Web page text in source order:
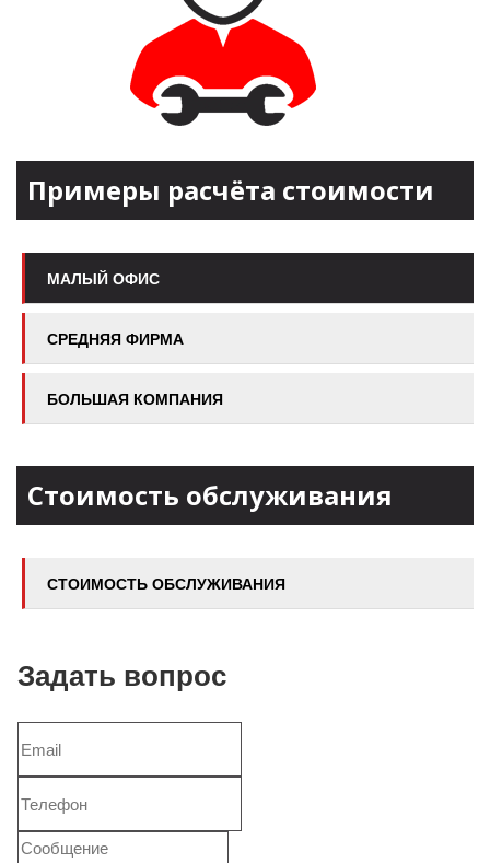
Примеры расчёта стоимости
МАЛЫЙ ОФИС
СРЕДНЯЯ ФИРМА
БОЛЬШАЯ КОМПАНИЯ
Стоимость обслуживания
СТОИМОСТЬ ОБСЛУЖИВАНИЯ
Задать вопрос